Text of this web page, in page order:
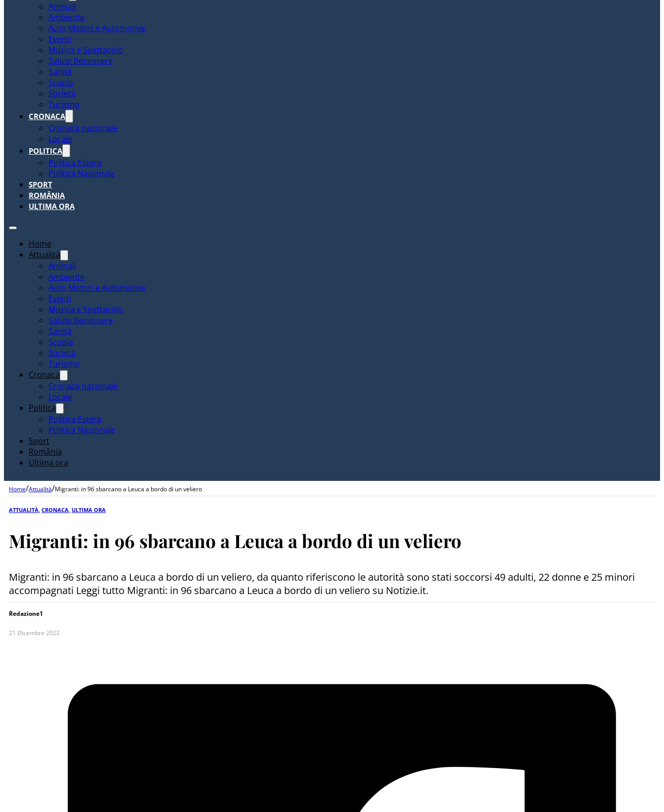
Animali
Ambiente
Auto Motori e Automotive
Eventi
Musica e Spettacolo
Salute Benessere
Sanità
Scuola
Società
Turismo
CRONACA
Cronaca nazionale
Locale
POLITICA
Politica Estera
Politica Nazionale
SPORT
ROMÂNIA
ULTIMA ORA
Home
Attualità
Animali
Ambiente
Auto Motori e Automotive
Eventi
Musica e Spettacolo
Salute Benessere
Sanità
Scuola
Società
Turismo
Cronaca
Cronaca nazionale
Locale
Politica
Politica Estera
Politica Nazionale
Sport
România
Ultima ora
Home/Attualità/Migranti: in 96 sbarcano a Leuca a bordo di un veliero
ATTUALITÀ CRONACA ULTIMA ORA
Migranti: in 96 sbarcano a Leuca a bordo di un veliero
Migranti: in 96 sbarcano a Leuca a bordo di un veliero, da quanto riferiscono le autorità sono stati soccorsi 49 adulti, 22 donne e 25 minori
accompagnati Leggi tutto Migranti: in 96 sbarcano a Leuca a bordo di un veliero su Notizie.it.
Redazione1
21 Dicembre 2022